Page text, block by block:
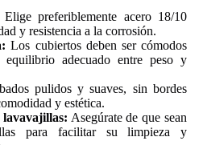
Elige preferiblemente acero 18/10
y resistencia a la corrosión.
Los cubiertos deben ser cómodos
adecuado entre peso y
pulidos y suaves, sin bordes
y estética.
Asegúrate de que sean
para facilitar su limpieza y